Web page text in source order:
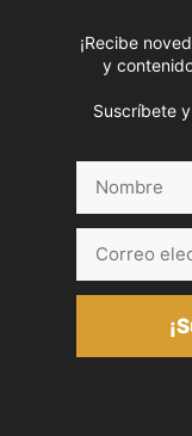
¡Recibe
y
Suscríbete
electrónico